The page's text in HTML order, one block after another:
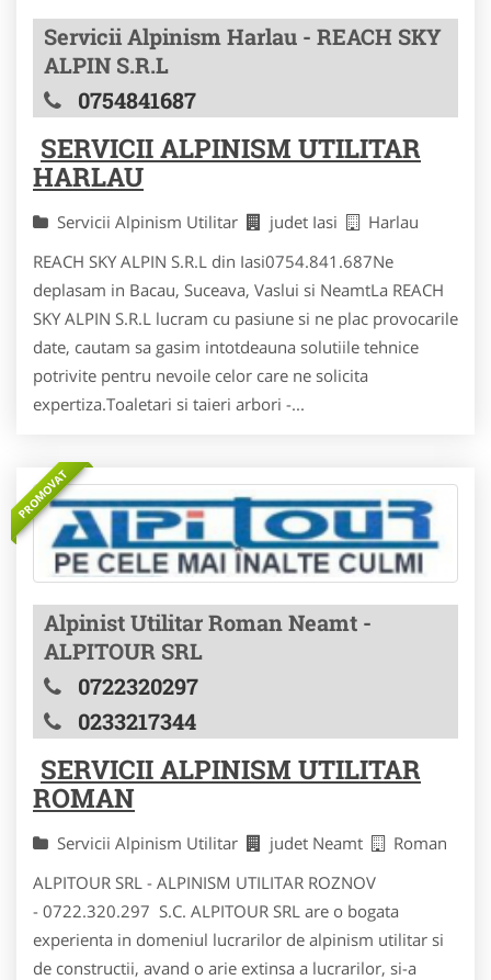
Servicii Alpinism Harlau - REACH SKY
ALPIN S.R.L
0754841687
SERVICII ALPINISM UTILITAR
HARLAU
Servicii Alpinism Utilitar judet Iasi
Harlau
REACH SKY ALPIN S.R.L din Iasi0754.841.687Ne
deplasam in Bacau, Suceava, Vaslui si NeamtLa REACH
SKY ALPIN S.R.L lucram cu pasiune si ne plac provocarile
date, cautam sa gasim intotdeauna solutiile tehnice
potrivite pentru nevoile celor care ne solicita
expertiza.Toaletari si taieri arbori -...
PROMOVAT
Alpinist Utilitar Roman Neamt -
ALPITOUR SRL
0722320297
0233217344
SERVICII ALPINISM UTILITAR
ROMAN
Servicii Alpinism Utilitar judet Neamt
Roman
ALPITOUR SRL - ALPINISM UTILITAR ROZNOV
- 0722.320.297 S.C. ALPITOUR SRL are o bogata
experienta in domeniul lucrarilor de alpinism utilitar si
de constructii, avand o arie extinsa a lucrarilor, si-a